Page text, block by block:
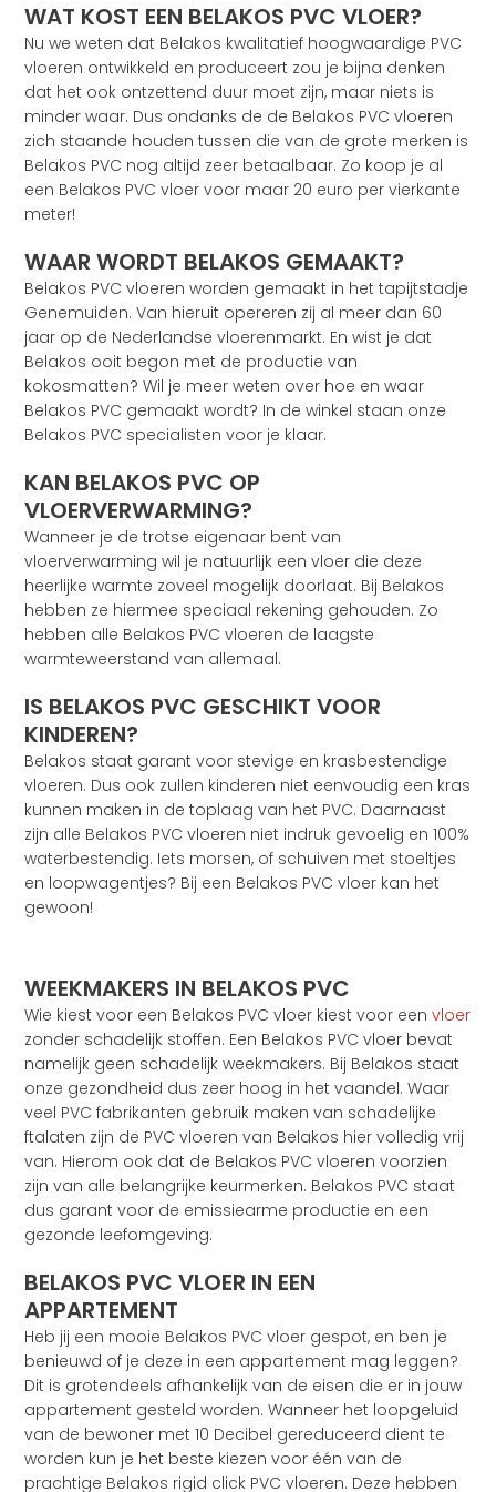
WAT KOST EEN BELAKOS PVC VLOER?
Nu we weten dat Belakos kwalitatief hoogwaardige PVC
vloeren ontwikkeld en produceert zou je bijna denken
dat het ook ontzettend duur moet zijn, maar niets is
minder waar. Dus ondanks de de Belakos PVC vloeren
zich staande houden tussen die van de grote merken is
Belakos PVC nog altijd zeer betaalbaar. Zo koop je al
een Belakos PVC vloer voor maar 20 euro per vierkante
meter!
WAAR WORDT BELAKOS GEMAAKT?
Belakos PVC vloeren worden gemaakt in het tapijtstadje
Genemuiden. Van hieruit opereren zij al meer dan 60
jaar op de Nederlandse vloerenmarkt. En wist je dat
Belakos ooit begon met de productie van
kokosmatten? Wil je meer weten over hoe en waar
Belakos PVC gemaakt wordt? In de winkel staan onze
Belakos PVC specialisten voor je klaar.
KAN BELAKOS PVC OP
VLOERVERWARMING?
Wanneer je de trotse eigenaar bent van
vloerverwarming wil je natuurlijk een vloer die deze
heerlijke warmte zoveel mogelijk doorlaat. Bij Belakos
hebben ze hiermee speciaal rekening gehouden. Zo
hebben alle Belakos PVC vloeren de laagste
warmteweerstand van allemaal.
IS BELAKOS PVC GESCHIKT VOOR
KINDEREN?
Belakos staat garant voor stevige en krasbestendige
vloeren. Dus ook zullen kinderen niet eenvoudig een kras
kunnen maken in de toplaag van het PVC. Daarnaast
zijn alle Belakos PVC vloeren niet indruk gevoelig en 100%
waterbestendig. Iets morsen, of schuiven met stoeltjes
en loopwagentjes? Bij een Belakos PVC vloer kan het
gewoon!
WEEKMAKERS IN BELAKOS PVC
Wie kiest voor een Belakos PVC vloer kiest voor eenvloer
zonder schadelijk stoffen. Een Belakos PVC vloer bevat
namelijk geen schadelijk weekmakers. Bij Belakos staat
onze gezondheid dus zeer hoog in het vaandel. Waar
veel PVC fabrikanten gebruik maken van schadelijke
ftalaten zijn de PVC vloeren van Belakos hier volledig vrij
van. Hierom ook dat de Belakos PVC vloeren voorzien
zijn van alle belangrijke keurmerken. Belakos PVC staat
dus garant voor de emissiearme productie en een
gezonde leefomgeving.
BELAKOS PVC VLOER IN EEN
APPARTEMENT
Heb jij een mooie Belakos PVC vloer gespot, en ben je
benieuwd of je deze in een appartement mag leggen?
Dit is grotendeels afhankelijk van de eisen die er in jouw
appartement gesteld worden. Wanneer het loopgeluid
van de bewoner met 10 Decibel gereduceerd dient te
worden kun je het beste kiezen voor één van de
prachtige Belakos rigid click PVC vloeren. Deze hebben